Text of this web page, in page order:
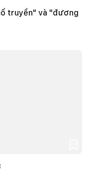
truyền" và "đương